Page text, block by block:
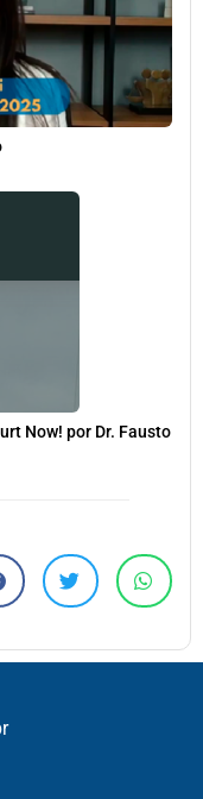
Now! por Dr. Fausto